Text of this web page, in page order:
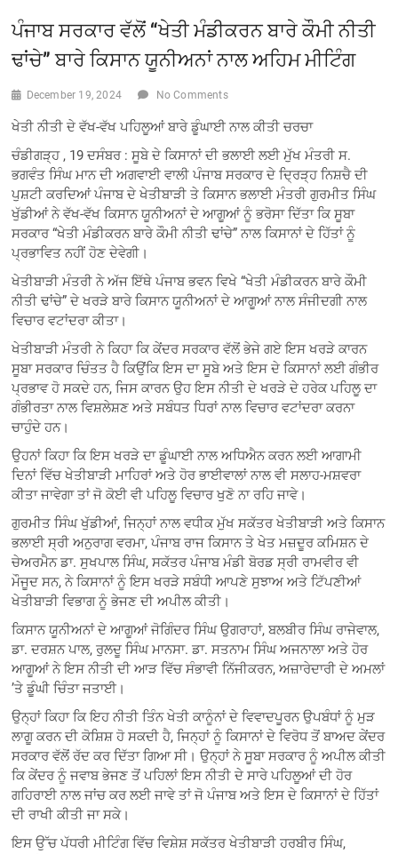
ਪੰਜਾਬ ਸਰਕਾਰ ਵੱਲੋਂ “ਖੇਤੀ ਮੰਡੀਕਰਨ ਬਾਰੇ ਕੌਮੀ ਨੀਤੀ
ਢਾਂਚੇ” ਬਾਰੇ ਕਿਸਾਨ ਯੂਨੀਅਨਾਂ ਨਾਲ ਅਹਿਮ ਮੀਟਿੰਗ
December 19, 2024 No Comments
ਖੇਤੀ ਨੀਤੀ ਦੇ ਵੱਖ-ਵੱਖ ਪਹਿਲੂਆਂ ਬਾਰੇ ਡੂੰਘਾਈ ਨਾਲ ਕੀਤੀ ਚਰਚਾ
ਚੰਡੀਗੜ੍ਹ , 19 ਦਸੰਬਰ : ਸੂਬੇ ਦੇ ਕਿਸਾਨਾਂ ਦੀ ਭਲਾਈ ਲਈ ਮੁੱਖ ਮੰਤਰੀ ਸ.
ਭਗਵੰਤ ਸਿੰਘ ਮਾਨ ਦੀ ਅਗਵਾਈ ਵਾਲੀ ਪੰਜਾਬ ਸਰਕਾਰ ਦੇ ਦ੍ਰਿੜ੍ਹ ਨਿਸ਼ਚੈ ਦੀ
ਪੁਸ਼ਟੀ ਕਰਦਿਆਂ ਪੰਜਾਬ ਦੇ ਖੇਤੀਬਾੜੀ ਤੇ ਕਿਸਾਨ ਭਲਾਈ ਮੰਤਰੀ ਗੁਰਮੀਤ ਸਿੰਘ
ਖੁੱਡੀਆਂ ਨੇ ਵੱਖ-ਵੱਖ ਕਿਸਾਨ ਯੂਨੀਅਨਾਂ ਦੇ ਆਗੂਆਂ ਨੂੰ ਭਰੋਸਾ ਦਿੱਤਾ ਕਿ ਸੂਬਾ
ਸਰਕਾਰ “ਖੇਤੀ ਮੰਡੀਕਰਨ ਬਾਰੇ ਕੌਮੀ ਨੀਤੀ ਢਾਂਚੇ” ਨਾਲ ਕਿਸਾਨਾਂ ਦੇ ਹਿੱਤਾਂ ਨੂੰ
ਪ੍ਰਭਾਵਿਤ ਨਹੀਂ ਹੋਣ ਦੇਵੇਗੀ।
ਖੇਤੀਬਾੜੀ ਮੰਤਰੀ ਨੇ ਅੱਜ ਇੱਥੇ ਪੰਜਾਬ ਭਵਨ ਵਿਖੇ “ਖੇਤੀ ਮੰਡੀਕਰਨ ਬਾਰੇ ਕੌਮੀ
ਨੀਤੀ ਢਾਂਚੇ” ਦੇ ਖਰੜੇ ਬਾਰੇ ਕਿਸਾਨ ਯੂਨੀਅਨਾਂ ਦੇ ਆਗੂਆਂ ਨਾਲ ਸੰਜੀਦਗੀ ਨਾਲ
ਵਿਚਾਰ ਵਟਾਂਦਰਾ ਕੀਤਾ।
ਖੇਤੀਬਾੜੀ ਮੰਤਰੀ ਨੇ ਕਿਹਾ ਕਿ ਕੇਂਦਰ ਸਰਕਾਰ ਵੱਲੋਂ ਭੇਜੇ ਗਏ ਇਸ ਖਰੜੇ ਕਾਰਨ
ਸੂਬਾ ਸਰਕਾਰ ਚਿੰਤਤ ਹੈ ਕਿਉਂਕਿ ਇਸ ਦਾ ਸੂਬੇ ਅਤੇ ਇਸ ਦੇ ਕਿਸਾਨਾਂ ਲਈ ਗੰਭੀਰ
ਪ੍ਰਭਾਵ ਹੋ ਸਕਦੇ ਹਨ, ਜਿਸ ਕਾਰਨ ਉਹ ਇਸ ਨੀਤੀ ਦੇ ਖਰੜੇ ਦੇ ਹਰੇਕ ਪਹਿਲੂ ਦਾ
ਗੰਭੀਰਤਾ ਨਾਲ ਵਿਸ਼ਲੇਸ਼ਣ ਅਤੇ ਸਬੰਧਤ ਧਿਰਾਂ ਨਾਲ ਵਿਚਾਰ ਵਟਾਂਦਰਾ ਕਰਨਾ
ਚਾਹੁੰਦੇ ਹਨ।
ਉਹਨਾਂ ਕਿਹਾ ਕਿ ਇਸ ਖਰੜੇ ਦਾ ਡੂੰਘਾਈ ਨਾਲ ਅਧਿਐਨ ਕਰਨ ਲਈ ਆਗਾਮੀ
ਦਿਨਾਂ ਵਿੱਚ ਖੇਤੀਬਾੜੀ ਮਾਹਿਰਾਂ ਅਤੇ ਹੋਰ ਭਾਈਵਾਲਾਂ ਨਾਲ ਵੀ ਸਲਾਹ-ਮਸ਼ਵਰਾ
ਕੀਤਾ ਜਾਵੇਗਾ ਤਾਂ ਜੋ ਕੋਈ ਵੀ ਪਹਿਲੂ ਵਿਚਾਰ ਖੁਣੋ ਨਾ ਰਹਿ ਜਾਵੇ।
ਗੁਰਮੀਤ ਸਿੰਘ ਖੁੱਡੀਆਂ, ਜਿਨ੍ਹਾਂ ਨਾਲ ਵਧੀਕ ਮੁੱਖ ਸਕੱਤਰ ਖੇਤੀਬਾੜੀ ਅਤੇ ਕਿਸਾਨ
ਭਲਾਈ ਸ੍ਰੀ ਅਨੁਰਾਗ ਵਰਮਾ, ਪੰਜਾਬ ਰਾਜ ਕਿਸਾਨ ਤੇ ਖੇਤ ਮਜ਼ਦੂਰ ਕਮਿਸ਼ਨ ਦੇ
ਚੇਅਰਮੈਨ ਡਾ. ਸੁਖਪਾਲ ਸਿੰਘ, ਸਕੱਤਰ ਪੰਜਾਬ ਮੰਡੀ ਬੋਰਡ ਸ੍ਰੀ ਰਾਮਵੀਰ ਵੀ
ਮੌਜੂਦ ਸਨ, ਨੇ ਕਿਸਾਨਾਂ ਨੂੰ ਇਸ ਖਰੜੇ ਸਬੰਧੀ ਆਪਣੇ ਸੁਝਾਅ ਅਤੇ ਟਿੱਪਣੀਆਂ
ਖੇਤੀਬਾੜੀ ਵਿਭਾਗ ਨੂੰ ਭੇਜਣ ਦੀ ਅਪੀਲ ਕੀਤੀ।
ਕਿਸਾਨ ਯੂਨੀਅਨਾਂ ਦੇ ਆਗੂਆਂ ਜੋਗਿੰਦਰ ਸਿੰਘ ਉਗਰਾਹਾਂ, ਬਲਬੀਰ ਸਿੰਘ ਰਾਜੇਵਾਲ,
ਡਾ. ਦਰਸ਼ਨ ਪਾਲ, ਰੁਲਦੂ ਸਿੰਘ ਮਾਨਸਾ. ਡਾ. ਸਤਨਾਮ ਸਿੰਘ ਅਜਨਾਲਾ ਅਤੇ ਹੋਰ
ਆਗੂਆਂ ਨੇ ਇਸ ਨੀਤੀ ਦੀ ਆੜ ਵਿੱਚ ਸੰਭਾਵੀ ਨਿੱਜੀਕਰਨ, ਅਜ਼ਾਰੇਦਾਰੀ ਦੇ ਅਮਲਾਂ
’ਤੇ ਡੂੰਘੀ ਚਿੰਤਾ ਜਤਾਈ।
ਉਨ੍ਹਾਂ ਕਿਹਾ ਕਿ ਇਹ ਨੀਤੀ ਤਿੰਨ ਖੇਤੀ ਕਾਨੂੰਨਾਂ ਦੇ ਵਿਵਾਦਪੂਰਨ ਉਪਬੰਧਾਂ ਨੂੰ ਮੁੜ
ਲਾਗੂ ਕਰਨ ਦੀ ਕੋਸ਼ਿਸ਼ ਹੋ ਸਕਦੀ ਹੈ, ਜਿਨ੍ਹਾਂ ਨੂੰ ਕਿਸਾਨਾਂ ਦੇ ਵਿਰੋਧ ਤੋਂ ਬਾਅਦ ਕੇਂਦਰ
ਸਰਕਾਰ ਵੱਲੋਂ ਰੱਦ ਕਰ ਦਿੱਤਾ ਗਿਆ ਸੀ। ਉਨ੍ਹਾਂ ਨੇ ਸੂਬਾ ਸਰਕਾਰ ਨੂੰ ਅਪੀਲ ਕੀਤੀ
ਕਿ ਕੇਂਦਰ ਨੂੰ ਜਵਾਬ ਭੇਜਣ ਤੋਂ ਪਹਿਲਾਂ ਇਸ ਨੀਤੀ ਦੇ ਸਾਰੇ ਪਹਿਲੂਆਂ ਦੀ ਹੋਰ
ਗਹਿਰਾਈ ਨਾਲ ਜਾਂਚ ਕਰ ਲਈ ਜਾਵੇ ਤਾਂ ਜੋ ਪੰਜਾਬ ਅਤੇ ਇਸ ਦੇ ਕਿਸਾਨਾਂ ਦੇ ਹਿੱਤਾਂ
ਦੀ ਰਾਖੀ ਕੀਤੀ ਜਾ ਸਕੇ।
ਇਸ ਉੱਚ ਪੱਧਰੀ ਮੀਟਿੰਗ ਵਿੱਚ ਵਿਸ਼ੇਸ਼ ਸਕੱਤਰ ਖੇਤੀਬਾੜੀ ਹਰਬੀਰ ਸਿੰਘ,